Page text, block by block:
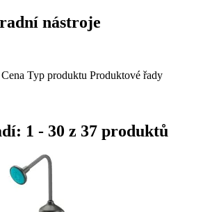
nástroje
Cena Typ produktu Produktové řady
1 - 30 z 37 produktů